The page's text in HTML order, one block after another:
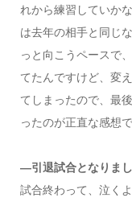
れから練習していか
は去年の相手と同じ
っと向こうペースで
てたんですけど、変
てしまったので、最
ったのが正直な感想で
―引退試合となりま
試合終わって、泣く